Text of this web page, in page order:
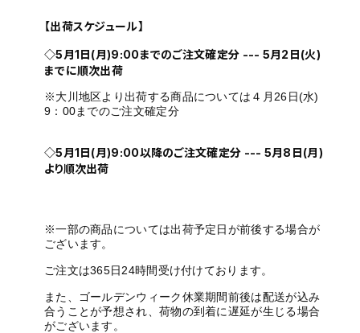
【出荷スケジュール】
◇5月1日(月)9:00までのご注文確定分 --- 5月2日(火)
までに順次出荷
※大川地区より出荷する商品については４月26日(水)
9：00までのご注文確定分
◇5月1日(月)9:00以降のご注文確定分 --- 5月8日(月)
より順次出荷
※一部の商品については出荷予定日が前後する場合が
ございます。
ご注文は365日24時間受け付けております。
また、ゴールデンウィーク休業期間前後は配送が込み
合うことが予想され、荷物の到着に遅延が生じる場合
がございます。